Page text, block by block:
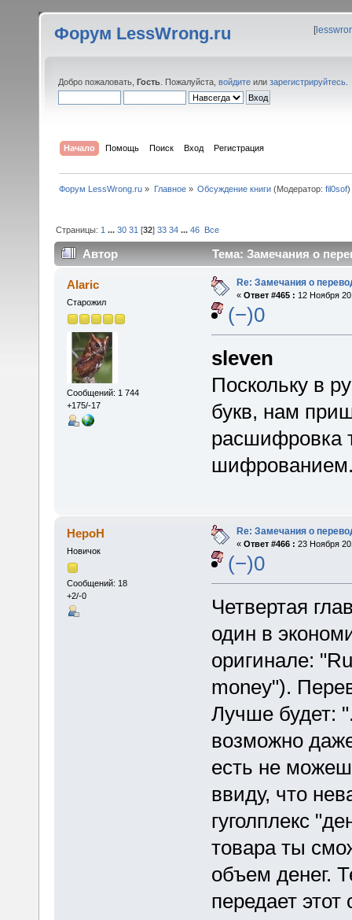
Форум LessWrong.ru [
Добро пожаловать, Гость . Пожалуйста, войдите или зарегистрируйтесь
Начало Помощь Поиск Вход Регистрация
Форум LessWrong.ru » Главное» Обсуждение книги(Модератор: fil0sof)
Страницы: 1 ...30 31 [32]33 34 ...46 Все
Автор Тема: Замечания о
Alaric
Старожил
Сообщений: 1 744
+175/-17
Re: Замечания о
« Ответ #465 : 12 Ноября
(−)0
sleven
Поскольку в
букв, нам
расшифровка
HepoH
Новичок
Сообщений: 18
+2/-0
Re: Замечания о
« Ответ #466 : 23 Ноября
(−)0
Четвертая
один в
оригинале:
money").
Лучше будет:
возможно
есть не
ввиду, что
гуголплекс
товара ты
объем денег.
передает